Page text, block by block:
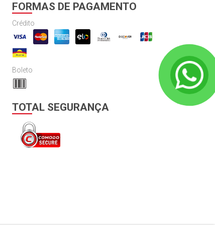
FORMAS DE PAGAMENTO
Crédito
Boleto
TOTAL SEGURANÇA